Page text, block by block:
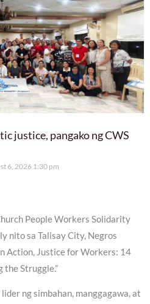
justice, pangako ng CWS
6, 2026 1:30 pm
People Workers Solidarity
nito sa Talisay City, Negros
Action, Justice for Workers: 14
the Struggle.”
ng simbahan, manggagawa, at